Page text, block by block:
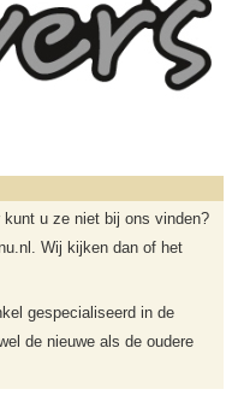
u ze niet bij ons vinden?
Wij kijken dan of het
gespecialiseerd in de
de nieuwe als de oudere